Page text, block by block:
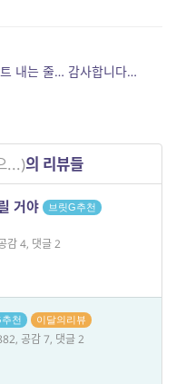
내는 줄… 감사합니다…
...)의 리뷰들
거야
브릿G추천
감 4, 댓글 2
추천 이달의리뷰
공감 7, 댓글 2